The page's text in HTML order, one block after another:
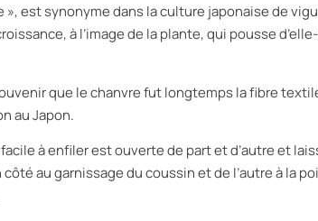
», est synonyme dans la culture japonaise de
à l’image de la plante, qui pousse
que le chanvre fut longtemps la fibre
au Japon.
à enfiler est ouverte de part et d’autre et
côté au garnissage du coussin et de l’autre à la